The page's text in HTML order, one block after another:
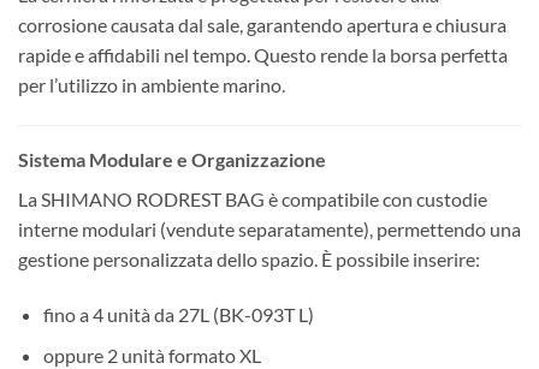
corrosione causata dal sale, garantendo apertura e chiusura
rapide e affidabili nel tempo. Questo rende la borsa perfetta
per l’utilizzo in ambiente marino.
Sistema Modulare e Organizzazione
La SHIMANO RODREST BAG è compatibile con custodie
interne modulari (vendute separatamente), permettendo una
gestione personalizzata dello spazio. È possibile inserire:
fino a 4 unità da 27L (BK-093T L)
oppure 2 unità formato XL